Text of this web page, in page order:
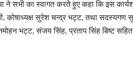
ने सभी का स्वागत करते हुए कहा कि इस
कोषाध्यक्ष सुरेश चन्द्र भट्ट, तथा सदस्यगण
भट्ट, संजय सिंह, प्रताप सिंह बिष्ट